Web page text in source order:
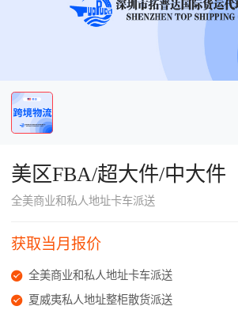
出海交流群
美区FBA/超大件/中大件
全美商业和私人地址卡车派送
获取当月报价
全美商业和私人地址卡车派送
夏威夷私人地址整柜散货派送